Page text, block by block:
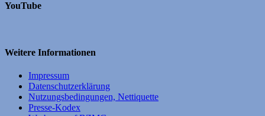
YouTube
Weitere Informationen
Impressum
Datenschutzerklärung
Nutzungsbedingungen, Nettiquette
Presse-Kodex